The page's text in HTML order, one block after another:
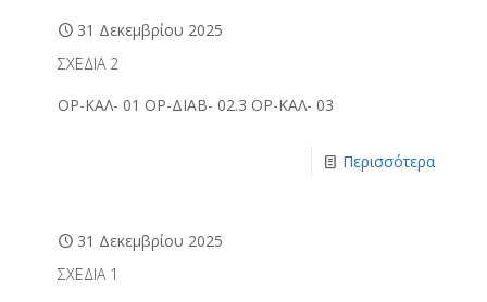
31 Δεκεμβρίου 2025
ΣΧΕΔΙΑ 2
ΟΡ-ΚΑΛ- 01 ΟΡ-ΔΙΑΒ- 02.3 ΟΡ-ΚΑΛ- 03
Περισσότερα
31 Δεκεμβρίου 2025
ΣΧΕΔΙΑ 1